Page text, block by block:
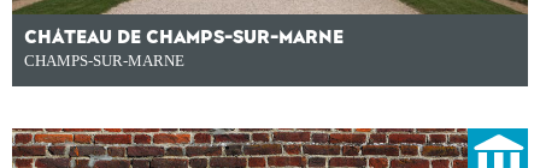
CHÂTEAU DE CHAMPS-SUR-MARNE
CHAMPS-SUR-MARNE